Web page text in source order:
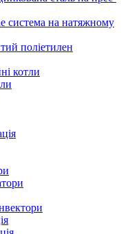
система на натяжному
поліетилен
котли